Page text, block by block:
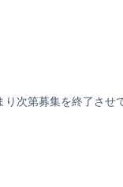
次第募集を終了させ